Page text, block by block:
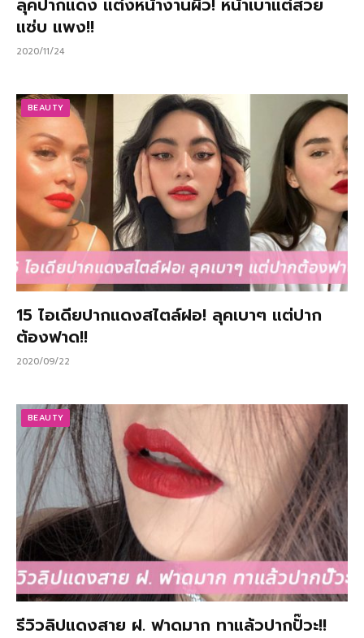
แซ่บ แพง!!
2020/11/24
BEAUTY
15 ไอเดียปากแดงสไตล์ฝอ! ลุคเบาๆ แต่ปาก
ต้องฟาด!!
2020/09/22
BEAUTY
รีวิวลิปแดงสาย ฝ. ฟาดมาก ทาแล้วปากปั๊วะ!!